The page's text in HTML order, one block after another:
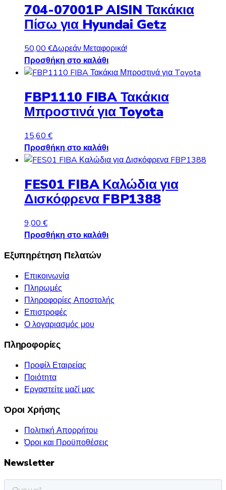
704-07001P AISIN Τακάκια
Πίσω για Hyundai Getz
50,00 €Δωρεάν Μεταφορικά!
Προσθήκη στο καλάθι
FBP1110 FIBA Τακάκια
Μπροστινά για Toyota
15,60 €
Προσθήκη στο καλάθι
FES01 FIBA Καλώδια για
Δισκόφρενα FBP1388
9,00€
Προσθήκη στο καλάθι
Εξυπηρέτηση Πελατών
Επικοινωνία
Πληρωμές
Πληροφορίες Αποστολής
Επιστροφές
Ο λογαριασμός μου
Πληροφορίες
Προφίλ Εταιρείας
Ποιότητα
Εργαστείτε μαζί μας
Όροι Χρήσης
Πολιτική Απορρήτου
Όροι και Προϋποθέσεις
Newsletter